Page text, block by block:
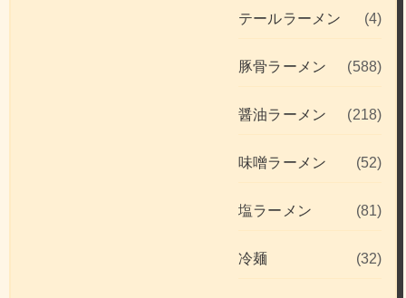
テールラーメン (4)
豚骨ラーメン (588)
醤油ラーメン (218)
味噌ラーメン (52)
塩ラーメン (81)
冷麺 (32)